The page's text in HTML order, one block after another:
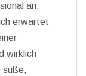
an,
erwartet
wirklich
süße,